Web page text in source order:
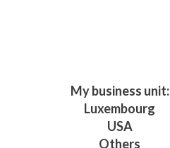
My business unit:
Luxembourg
USA
Others